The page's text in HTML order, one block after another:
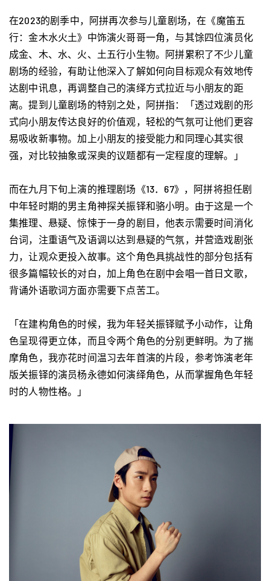
在2023的剧季中，阿拼再次参与儿童剧场，在《魔笛五
行：金木水火土》中饰演火哥哥一角，与其馀四位演员化
成金、木、水、火、土五行小生物。阿拼累积了不少儿童
剧场的经验，有助让他深入了解如何向目标观众有效地传
达剧中讯息，再调整自己的演绎方式拉近与小朋友的距
离。提到儿童剧场的特别之处，阿拼指：「透过戏剧的形
式向小朋友传达良好的价值观，轻松的气氛可让他们更容
易吸收新事物。加上小朋友的接受能力和同理心其实很
强，对比较抽象或深奥的议题都有一定程度的理解。」
而在九月下旬上演的推理剧场《13．67》，阿拼将担任剧
中年轻时期的男主角神探关振铎和骆小明。由于这是一个
集推理、悬疑、惊悚于一身的剧目，他表示需要时间消化
台词，注重语气及语调以达到悬疑的气氛，并营造戏剧张
力，让观众更投入故事。这个角色具挑战性的部分包括有
很多篇幅较长的对白，加上角色在剧中会唱一首日文歌，
背诵外语歌词方面亦需要下点苦工。
「在建构角色的时候，我为年轻关振铎赋予小动作，让角
色呈现得更立体，而且令两个角色的分别更鲜明。为了揣
摩角色，我亦花时间温习去年首演的片段，参考饰演老年
版关振铎的演员杨永德如何演绎角色，从而掌握角色年轻
时的人物性格。」